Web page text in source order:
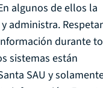
algunos de ellos la
administra.
durante
sistemas están
SAU y